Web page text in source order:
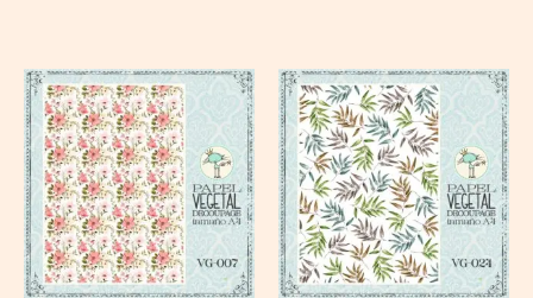
VG007
quantity
VG024
quantity